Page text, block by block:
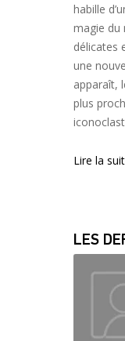
habille
magie du
délicates
une
apparaît,
plus
Lire la
LES